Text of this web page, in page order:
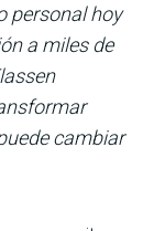
personal hoy
a miles de
cambiar